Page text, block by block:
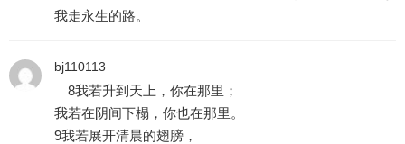
我走永生的路。
bj110113
｜8我若升到天上，你在那里；
我若在阴间下榻，你也在那里。
9我若展开清晨的翅膀，